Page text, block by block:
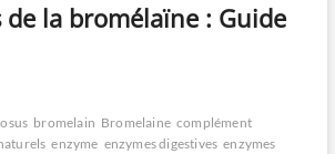
de la bromélaïne : Guide
bromelain Bromelaine complément
enzyme enzymes digestives enzymes